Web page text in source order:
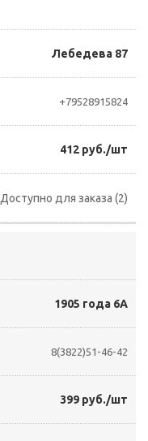
Лебедева 87
+79528915824
412 руб./шт
Доступно для заказа (2)
1905 года 6А
8(3822)51-46-42
399 руб./шт